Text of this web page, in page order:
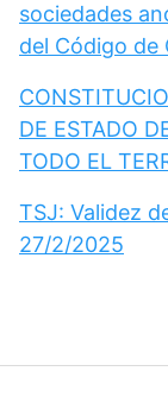
sociedades
del Código de
DE ESTADO
TODO EL
TSJ: Validez
27/2/2025